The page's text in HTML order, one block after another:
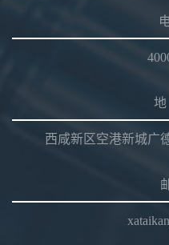
西咸新区空港新城广